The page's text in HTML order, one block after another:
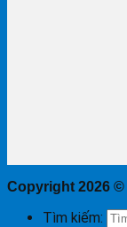
Copyright 2026 ©
Tìm kiếm: